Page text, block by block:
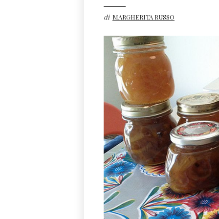
di MARGHERITA RUSSO